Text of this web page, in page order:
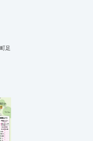
足